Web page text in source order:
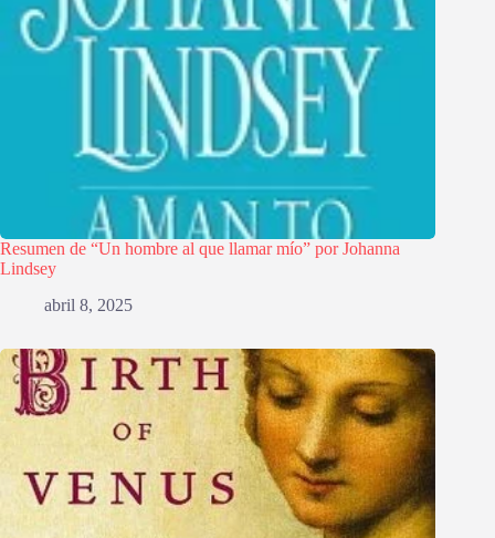
Resumen de “Un hombre al que llamar mío” por Johanna
Lindsey
abril 8, 2025